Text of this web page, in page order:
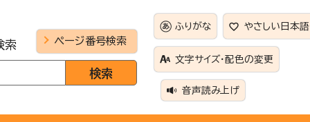
索 ページ番号検索
ふりがな やさしい日本語
文字サイズ・配色の変更
音声読み上げ